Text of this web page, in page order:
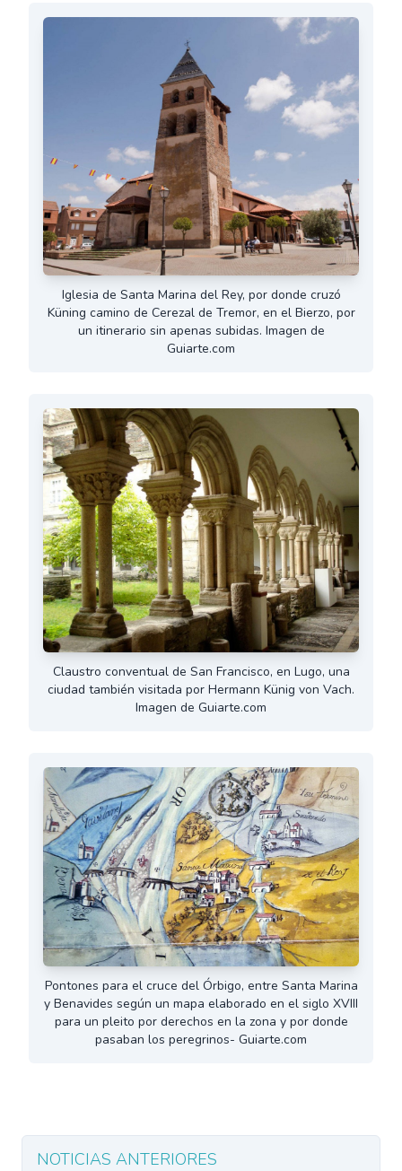
Iglesia de Santa Marina del Rey, por donde cruzó
Küning camino de Cerezal de Tremor, en el Bierzo, por
un itinerario sin apenas subidas. Imagen de
Guiarte.com
Claustro conventual de San Francisco, en Lugo, una
ciudad también visitada por Hermann Künig von Vach.
Imagen de Guiarte.com
Pontones para el cruce del Órbigo, entre Santa Marina
y Benavides según un mapa elaborado en el siglo XVIII
para un pleito por derechos en la zona y por donde
pasaban los peregrinos- Guiarte.com
NOTICIAS ANTERIORES